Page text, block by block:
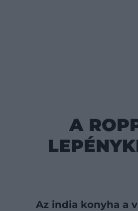
A
Az india konyha a